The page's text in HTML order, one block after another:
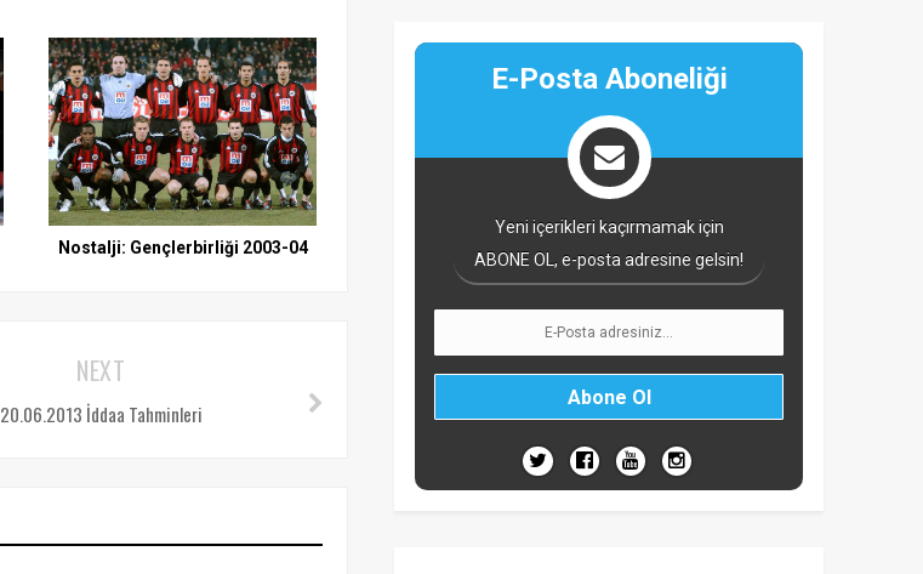
Nostalji: Gençlerbirliği 2003-04
NEXT
20.06.2013 İddaa Tahminleri
E-Posta Aboneliği
Yeni içerikleri kaçırmamak için
ABONE OL, e-posta adresine gelsin!